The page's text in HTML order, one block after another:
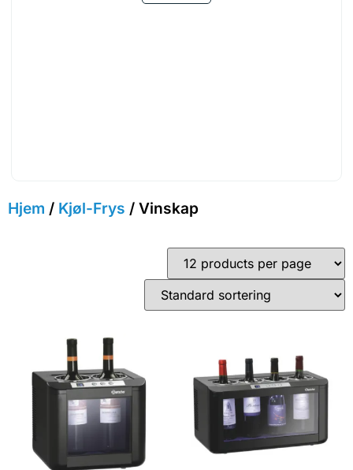
Hjem / Kjøl-Frys / Vinskap